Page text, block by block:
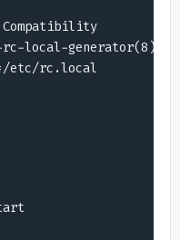
rc-local-generator(8)
etc/rc.local